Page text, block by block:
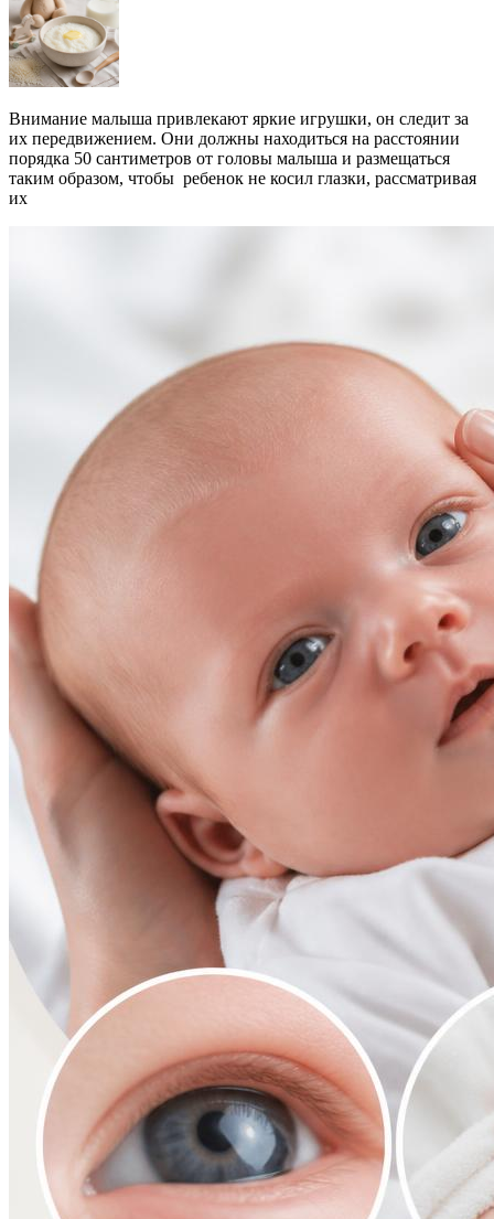
Внимание малыша привлекают яркие игрушки, он следит за
их передвижением. Они должны находиться на расстоянии
порядка 50 сантиметров от головы малыша и размещаться
таким образом, чтобы ребенок не косил глазки, рассматривая
их